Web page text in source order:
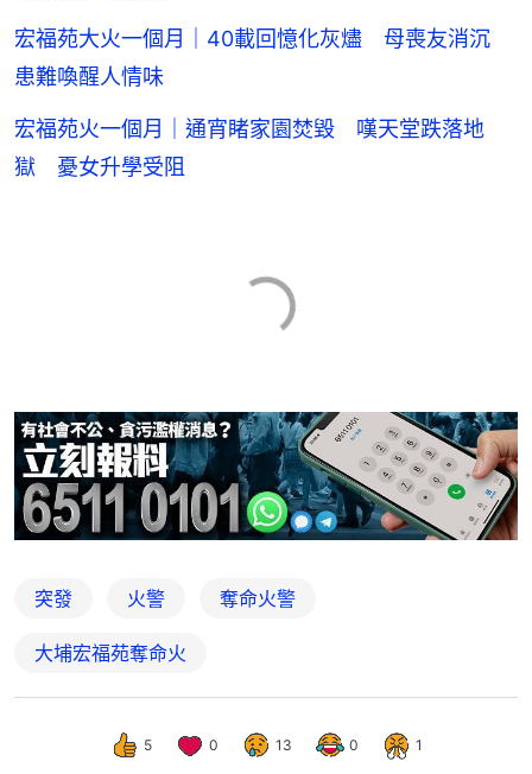
宏福苑大火一個月｜40載回憶化灰燼 母喪友消沉
患難喚醒人情味
宏福苑火一個月｜通宵睹家園焚毀 嘆天堂跌落地
獄 憂女升學受阻
突發 火警 奪命火警
大埔宏福苑奪命火
5 0 13 0 1